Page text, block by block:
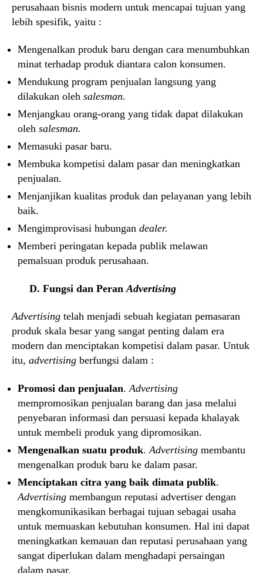
perusahaan bisnis modern untuk mencapai tujuan yang
lebih spesifik, yaitu :
Mengenalkan produk baru dengan cara menumbuhkan
minat terhadap produk diantara calon konsumen.
Mendukung program penjualan langsung yang
dilakukan oleh salesman.
Menjangkau orang-orang yang tidak dapat dilakukan
oleh salesman.
Memasuki pasar baru.
Membuka kompetisi dalam pasar dan meningkatkan
penjualan.
Menjanjikan kualitas produk dan pelayanan yang lebih
baik.
Mengimprovisasi hubungan dealer.
Memberi peringatan kepada publik melawan
pemalsuan produk perusahaan.
D. Fungsi dan Peran Advertising
Advertising telah menjadi sebuah kegiatan pemasaran
produk skala besar yang sangat penting dalam era
modern dan menciptakan kompetisi dalam pasar. Untuk
itu, advertising berfungsi dalam :
Promosi dan penjualan. Advertising
mempromosikan penjualan barang dan jasa melalui
penyebaran informasi dan persuasi kepada khalayak
untuk membeli produk yang dipromosikan.
Mengenalkan suatu produk. Advertising membantu
mengenalkan produk baru ke dalam pasar.
Menciptakan citra yang baik dimata publik.
Advertising membangun reputasi advertiser dengan
mengkomunikasikan berbagai tujuan sebagai usaha
untuk memuaskan kebutuhan konsumen. Hal ini dapat
meningkatkan kemauan dan reputasi perusahaan yang
sangat diperlukan dalam menghadapi persaingan
dalam pasar.